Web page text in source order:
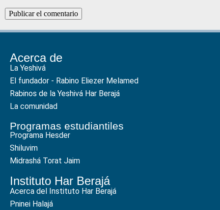
Acerca de
La Yeshivá
El fundador - Rabino Eliezer Melamed
Rabinos de la Yeshivá Har Berajá
La comunidad
Programas estudiantiles
Programa Hesder
Shiluvim
Midrashá Torat Jaim
Instituto Har Berajá
Acerca del Instituto Har Berajá
Pninei Halajá